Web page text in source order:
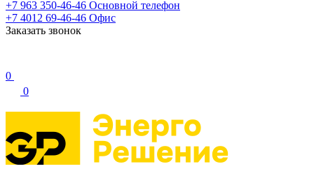
+7 963 350-46-46 Основной телефон
+7 4012 69-46-46 Офис
Заказать звонок
0
0